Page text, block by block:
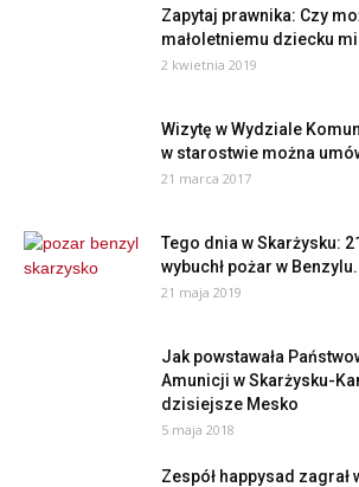
Zapytaj prawnika: Czy
małoletniemu dziecku
2 kwietnia 2019
Wizytę w Wydziale
w starostwie można
21 marca 2017
Tego dnia w Skarżysku:
wybuchł pożar w
21 maja 2019
Jak powstawała
Amunicji w Skarżysku-
dzisiejsze Mesko
5 maja 2018
Zespół happysad zagrał